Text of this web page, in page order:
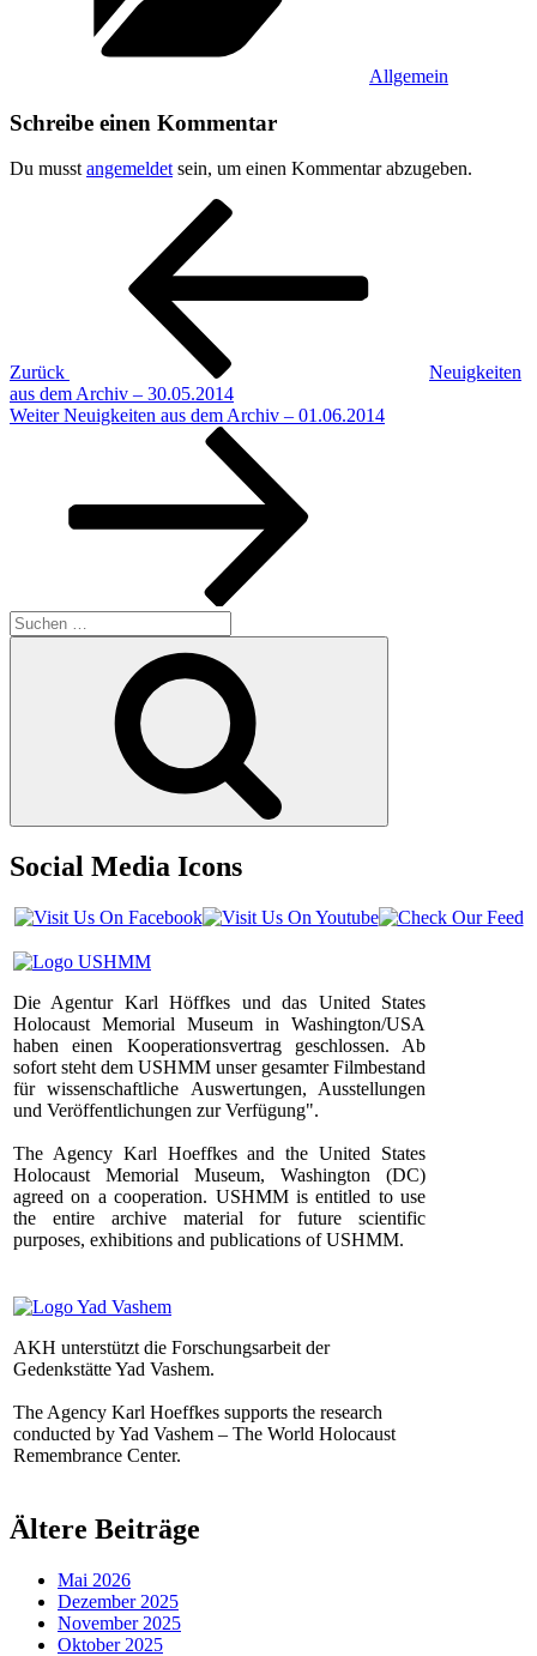
Allgemein
Schreibe einen Kommentar
Du musst angemeldet sein, um einen Kommentar abzugeben.
Beitragsnavigation
Zurück
Neuigkeiten
aus dem Archiv – 30.05.2014
Nächster
Weiter Neuigkeiten aus dem Archiv – 01.06.2014
Suchen
nach:
Social Media Icons
Die Agentur Karl Höffkes und das United States
Holocaust Memorial Museum in Washington/USA
haben einen Kooperationsvertrag geschlossen. Ab
sofort steht dem USHMM unser gesamter Filmbestand
für wissenschaftliche Auswertungen, Ausstellungen
und Veröffentlichungen zur Verfügung".
The Agency Karl Hoeffkes and the United States
Holocaust Memorial Museum, Washington (DC)
agreed on a cooperation. USHMM is entitled to use
the entire archive material for future scientific
purposes, exhibitions and publications of USHMM.
AKH unterstützt die Forschungsarbeit der
Gedenkstätte Yad Vashem.
The Agency Karl Hoeffkes supports the research
conducted by Yad Vashem – The World Holocaust
Remembrance Center.
Ältere Beiträge
Mai 2026
Dezember 2025
November 2025
Oktober 2025